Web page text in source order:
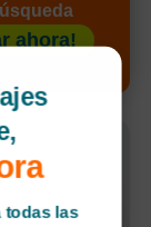
ahora!
todas las